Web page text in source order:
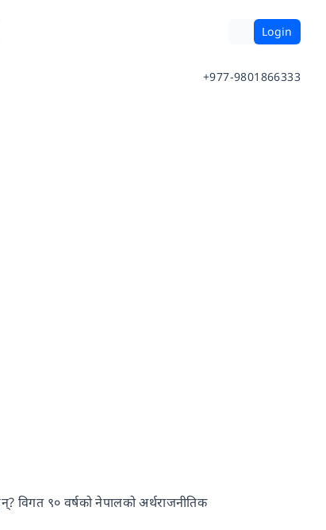
Login
+977-9801866333
विगत ९० वर्षको नेपालको अर्थराजनीतिक